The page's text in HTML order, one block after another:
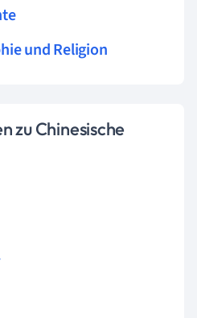
und Religion
zu Chinesische